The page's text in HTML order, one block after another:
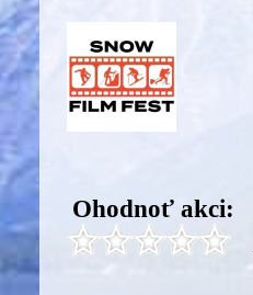
Ohodnoť akci: